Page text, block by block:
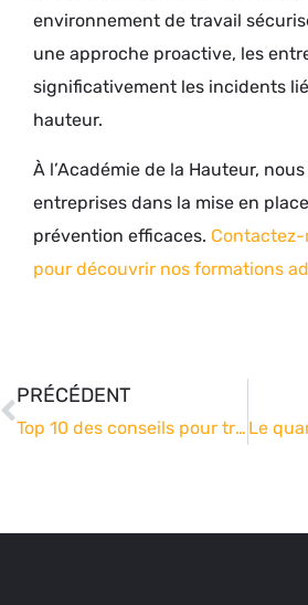
environnement de travail
une approche proactive, les
significativement les incidents
hauteur.
À l’Académie de la Hauteur,
entreprises dans la mise en
prévention efficaces. Contactez-
pour découvrir nos formations
PRÉCÉDENT
Top 10 des conseils pour travailler en hauteur en toute sécurité